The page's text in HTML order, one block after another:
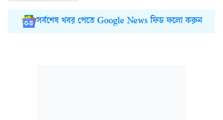
সর্বশেষ খবর পেতে Google News ফিড ফলো করুন